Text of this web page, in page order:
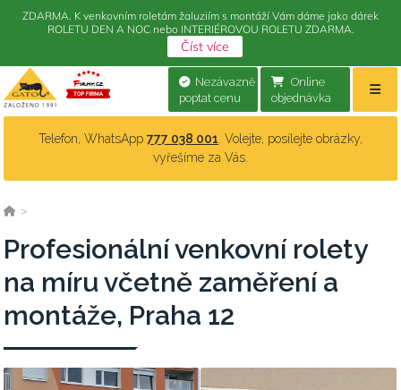
Online
objednávka
Nezávazně
poptat cenu
Telefon, WhatsApp 777 038 001 . Volejte, posílejte obrázky,
vyřešíme za Vás.
>
Profesionální venkovní rolety
na míru včetně zaměření a
montáže, Praha 12
ZDARMA. K venkovním roletám žaluziím s montáží Vám dáme jako dárek
ROLETU DEN A NOC nebo INTERIÉROVOU ROLETU ZDARMA.
Číst více